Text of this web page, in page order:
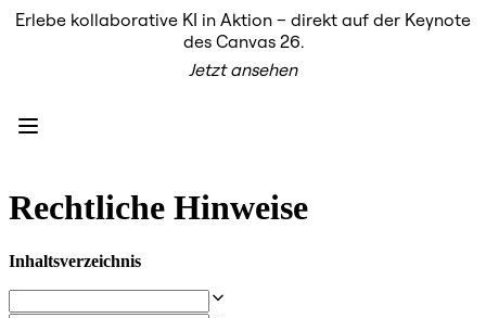
Unsere Empfehlungen
Intelligenter Canvas
AI Workflows
Connectors
MCP-Server
Blueprints
Integrationen
Erlebe kollaborative KI in Aktion – direkt auf der Keynote
des Canvas 26.
Jetzt ansehen
Rechtliche Hinweise
Inhaltsverzeichnis